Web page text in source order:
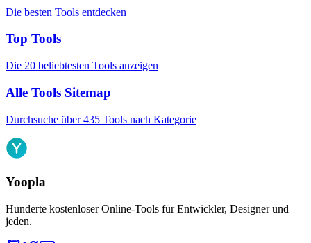
Die besten Tools entdecken
Top Tools
Die 20 beliebtesten Tools anzeigen
Alle Tools Sitemap
Durchsuche über 435 Tools nach Kategorie
Yoopla
Hunderte kostenloser Online-Tools für Entwickler, Designer und
jeden.